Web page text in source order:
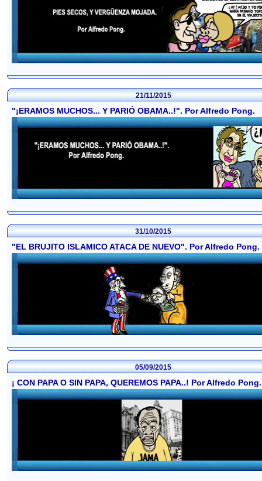
21/11/2015
"¡ERAMOS MUCHOS... Y PARIÓ OBAMA..!". Por Alfredo Pong.
31/10/2015
"EL BRUJITO ISLAMICO ATACA DE NUEVO". Por Alfredo Pong.
05/09/2015
¡ CON PAPA O SIN PAPA, QUEREMOS PAPA..! Por Alfredo Pong.